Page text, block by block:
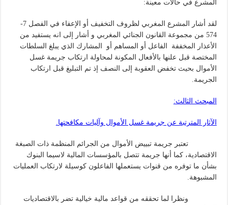
المشرع في حالات معينة:
لقد أشار المشرع المغربي لظروف التخفيف أو الإعفاء في الفصل 7-
574 من مجموعة القانون الجنائي المغربي و أشار إلى انه يستفيد من
الأعذار المخففة الفاعل أو المساهم أو المشارك الذي يبلغ السلطات
المختصة قبل علنها بالأفعال المكونة لمحاولة ارتكاب جريمة غسل
الأموال بحيث تخفض العقوبة إلى النصف إذ تم التبليغ قبل ارتكاب
الجريمة.
المبحث الثالث:
الآثار المترتبة عن جريمة غسل الأموال وآليات مكافحتها.
تعتبر جريمة تبييض الأموال من الجرائم المنظمة ذات الصبغة
الاقتصادية، كما أنها جريمة تتصل بالمؤسسات المالية لاسيما البنوك
بشأن ما توفره من قنوات يستعملها الفاعلون كوسيلة لارتكاب العمليات
المشبوهة.
ونظرا لما تحققه من قواعد مالية خيالية تضر بالاقتصاديات